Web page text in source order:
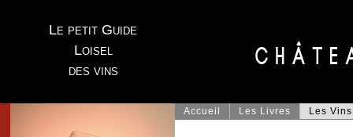
Le petit Guide
Loisel
des vins
Accueil Les Livres Les Vins